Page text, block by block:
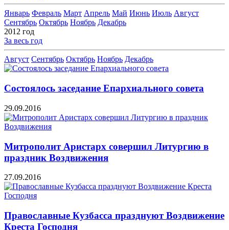
Январь Февраль Март Апрель Май Июнь Июль Август
Сентябрь Октябрь Ноябрь Декабрь
2012 год
За весь год
Август Сентябрь Октябрь Ноябрь Декабрь
Состоялось заседание Епархиального совета
29.09.2016
Митрополит Аристарх совершил Литургию в
праздник Воздвижения
27.09.2016
Православные Кузбасса празднуют Воздвижение
Креста Господня